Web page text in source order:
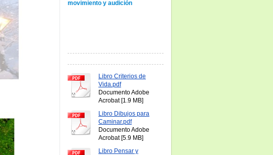
movimiento y audición
Libro Criterios de
Vida.pdf
Documento Adobe
Acrobat [1.9 MB]
Libro Dibujos para
Caminar.pdf
Documento Adobe
Acrobat [5.9 MB]
Libro Pensar y